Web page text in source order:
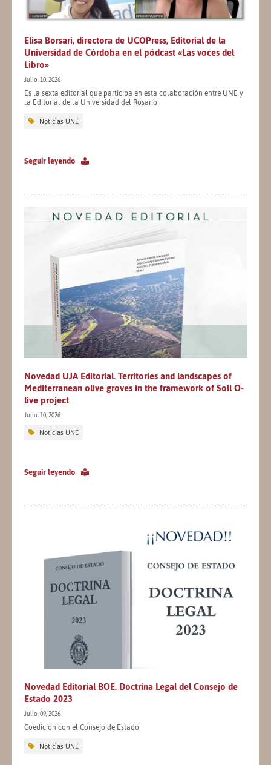
Elisa Borsari, directora de UCOPress, Editorial de la
Universidad de Córdoba en el pódcast «Las voces del
Libro»
Julio, 10, 2026
Es la sexta editorial que participa en esta colaboración entre UNE y
la Editorial de la Universidad del Rosario
Noticias UNE
Seguir leyendo
Novedad UJA Editorial. Territories and landscapes of
Mediterranean olive groves in the framework of Soil O-
live project
Julio, 10, 2026
Noticias UNE
Seguir leyendo
Novedad Editorial BOE. Doctrina Legal del Consejo de
Estado 2023
Julio, 09, 2026
Coedición con el Consejo de Estado
Noticias UNE